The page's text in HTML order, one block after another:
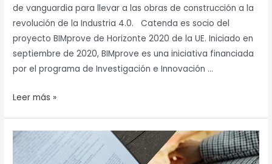
de vanguardia para llevar a las obras de construcción a la
revolución de la Industria 4.0. Catenda es socio del
proyecto BIMprove de Horizonte 2020 de la UE. Iniciado en
septiembre de 2020, BIMprove es una iniciativa financiada
por el programa de Investigación e Innovación …
Leer más »
¿Quién